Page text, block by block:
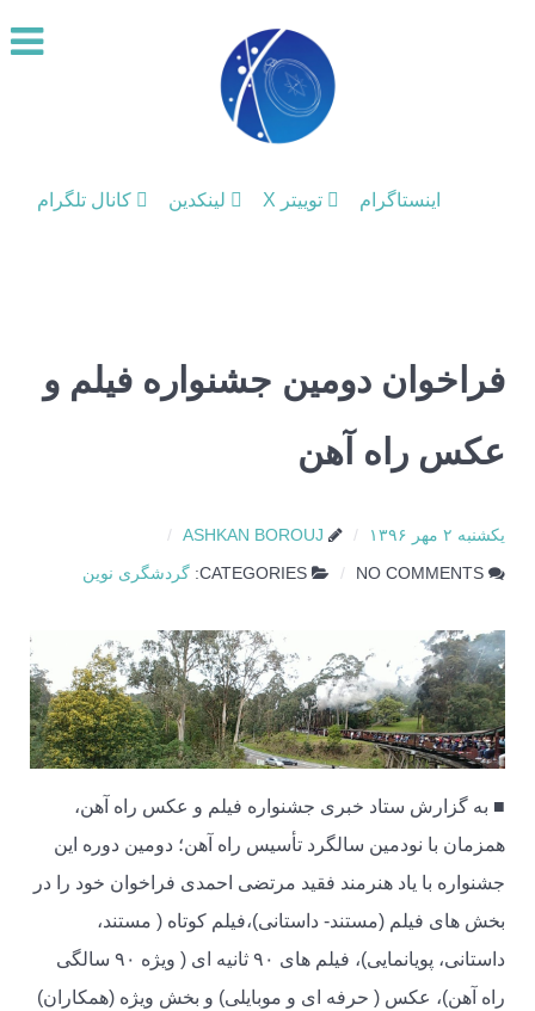
اینستاگرام توییتر X لینکدین کانال تلگرام
فراخوان دومین جشنواره فیلم و
عکس راه آهن
یکشنبه ۲ مهر ۱۳۹۶ ASHKAN BOROUJ
NO COMMENTS
CATEGORIES: گردشگری نوین
■ به گزارش ستاد خبری جشنواره فیلم و عکس راه آهن،
همزمان با نودمین سالگرد تأسیس راه آهن؛ دومین دوره این
جشنواره با یاد هنرمند فقید مرتضی احمدی فراخوان خود را در
بخش های فیلم (مستند- داستانی)،فیلم کوتاه ( مستند،
داستانی، پویانمایی)، فیلم های ۹۰ ثانیه ای ( ویژه ۹۰ سالگی
راه آهن)، عکس ( حرفه ای و موبایلی) و بخش ویژه (همکاران)